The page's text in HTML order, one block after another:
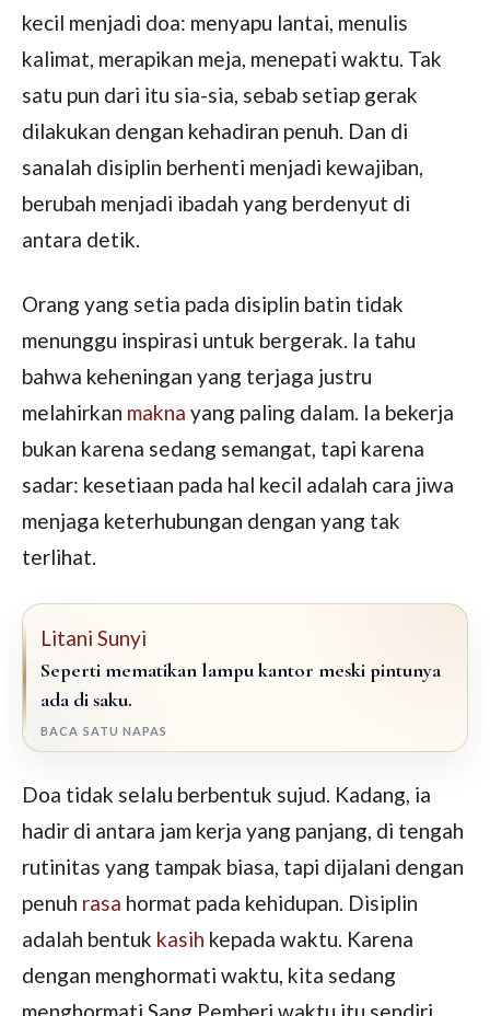
kecil menjadi doa: menyapu lantai, menulis
kalimat, merapikan meja, menepati waktu. Tak
satu pun dari itu sia-sia, sebab setiap gerak
dilakukan dengan kehadiran penuh. Dan di
sanalah disiplin berhenti menjadi kewajiban,
berubah menjadi ibadah yang berdenyut di
antara detik.
Orang yang setia pada disiplin batin tidak
menunggu inspirasi untuk bergerak. Ia tahu
bahwa keheningan yang terjaga justru
melahirkan makna yang paling dalam. Ia bekerja
bukan karena sedang semangat, tapi karena
sadar: kesetiaan pada hal kecil adalah cara jiwa
menjaga keterhubungan dengan yang tak
terlihat.
Litani Sunyi
Seperti mematikan lampu kantor meski pintunya
ada di saku.
BACA SATU NAPAS
Doa tidak selalu berbentuk sujud. Kadang, ia
hadir di antara jam kerja yang panjang, di tengah
rutinitas yang tampak biasa, tapi dijalani dengan
penuh rasa hormat pada kehidupan. Disiplin
adalah bentuk kasih kepada waktu. Karena
dengan menghormati waktu, kita sedang